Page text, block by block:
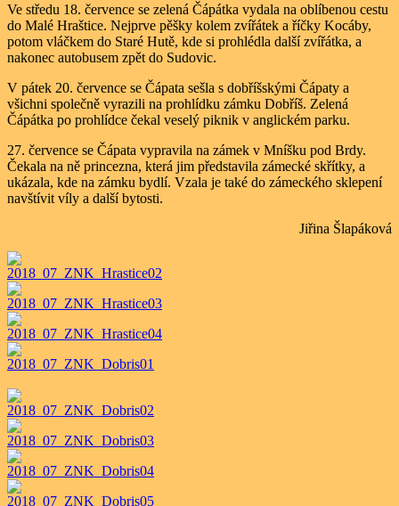
Ve středu 18. července se zelená Čápátka vydala na oblíbenou cestu
do Malé Hraštice. Nejprve pěšky kolem zvířátek a říčky Kocáby,
potom vláčkem do Staré Hutě, kde si prohlédla další zvířátka, a
nakonec autobusem zpět do Sudovic.
V pátek 20. července se Čápata sešla s dobříšskými Čápaty a
všichni společně vyrazili na prohlídku zámku Dobříš. Zelená
Čápátka po prohlídce čekal veselý piknik v anglickém parku.
27. července se Čápata vypravila na zámek v Mníšku pod Brdy.
Čekala na ně princezna, která jim představila zámecké skřítky, a
ukázala, kde na zámku bydlí. Vzala je také do zámeckého sklepení
navštívit víly a další bytosti.
Jiřina Šlapáková